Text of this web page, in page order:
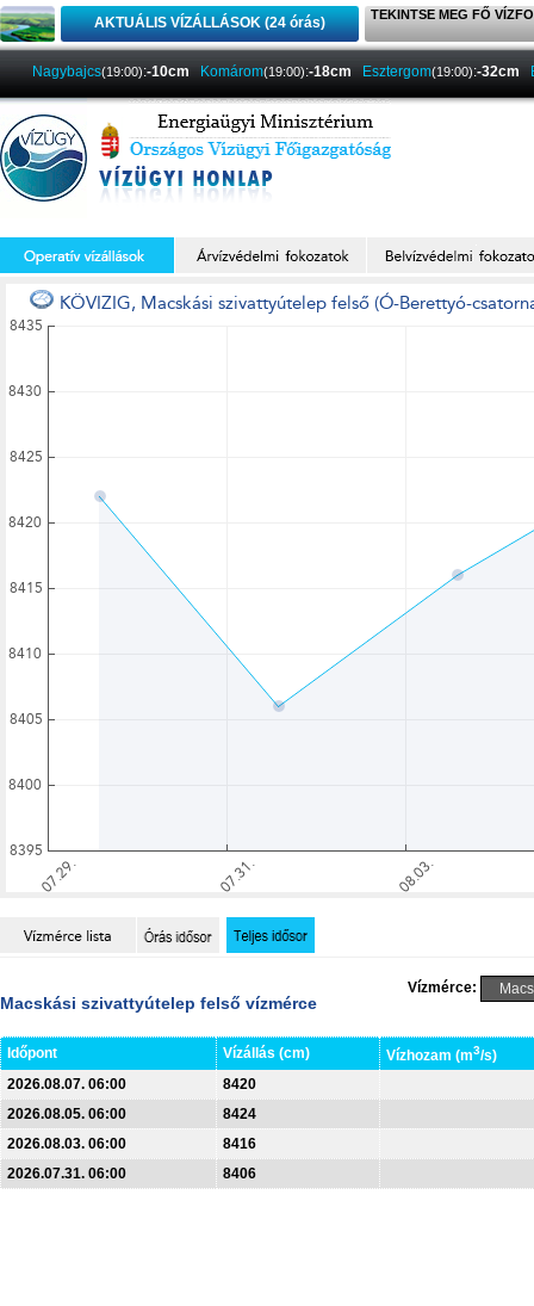
AKTUÁLIS VÍZÁLLÁSOK (24 órás) TEKINTSE MEG FŐ
Nagybajcs(19:00):-10cm Komárom(19:00):-18cm Esztergom(19:00):-32cm
Vízmérce:
Macskási szivattyútelep felső vízmérce
Időpont Vízállás (cm) Vízhozam (m3/s)
2026.08.07. 06:00
8420
2026.08.05. 06:00
8424
2026.08.03. 06:00
8416
2026.07.31. 06:00
8406